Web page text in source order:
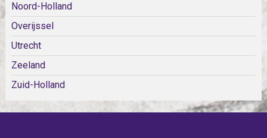
Noord-Holland
Overijssel
Utrecht
Zeeland
Zuid-Holland